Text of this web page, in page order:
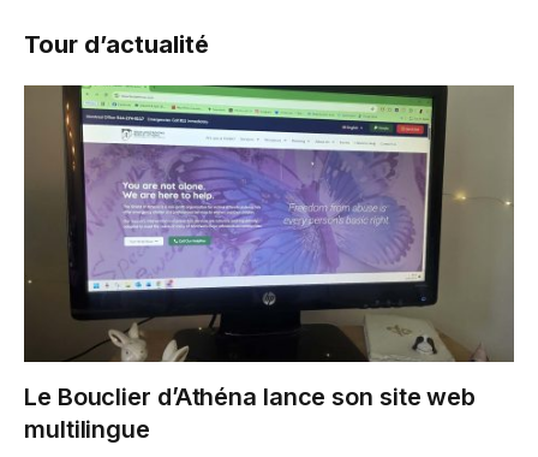
Tour d’actualité
Le Bouclier d’Athéna lance son site web
multilingue